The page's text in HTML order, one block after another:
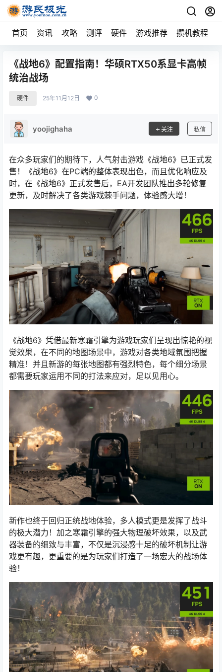
首页 资讯 攻略 测评 硬件 游戏推荐 攒机教程
《战地6》配置指南！华硕RTX50系显卡高帧
统治战场
硬件 25年11月12日 0
yoojighaha 关注 私信
在众多玩家们的期待下，人气射击游戏《战地6》已正式发
售！《战地6》在PC端的整体表现出色，而且优化响应及
时，在《战地6》正式发售后，EA开发团队推出多轮修复
更新，及时解决了各类游戏棘手问题，体验感大增！
《战地6》凭借最新寒霜引擎为游戏玩家们呈现出惊艳的视
觉效果，在不同的地图场景中，游戏对各类地域氛围把握
精准！并且新游的每张地图都有强烈特色，每个细分场景
都需要玩家运用不同的打法来应对，足以见用心。
新作也终于回归正统战地体验，多人模式更是发挥了战斗
的极大潜力！加之寒霜引擎的强大物理破坏效果，以及武
器装备的细致与丰富，不仅是沉浸感十足的破坏机制让游
戏更有趣，更重要的是为玩家们打造了一场宏大的战场体
验！